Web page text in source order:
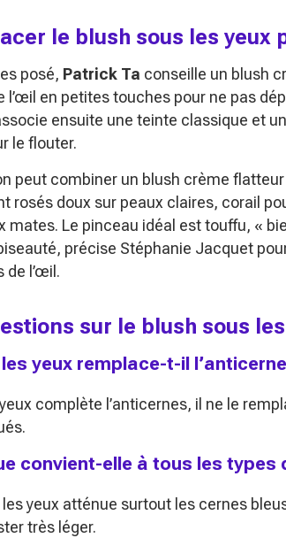
le blush sous les yeux
posé, Patrick Ta conseille un blush
l’œil en petites touches pour ne pas
ensuite une teinte classique et
le flouter.
peut combiner un blush crème
rosés doux sur peaux claires, corail
mates. Le pinceau idéal est touffu, «
précise Stéphanie Jacquet
de l’œil.
sur le blush sous
yeux remplace-t-il
complète l’anticernes, il ne le
convient-elle à tous les types
yeux atténue surtout les cernes
très léger.